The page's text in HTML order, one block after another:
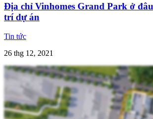
Địa chỉ Vinhomes Grand Park ở
trí dự án
Tin tức
26 thg 12, 2021